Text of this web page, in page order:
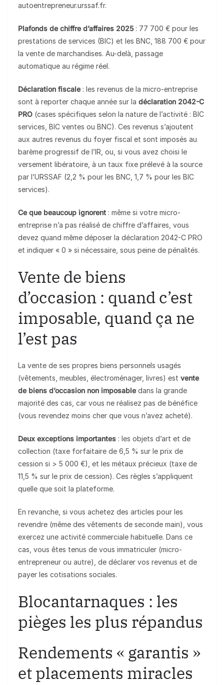
autoentrepreneur.urssaf.fr.
Plafonds de chiffre d’affaires 2025: 77 700 € pour les
prestations de services (BIC) et les BNC, 188 700 € pour
la vente de marchandises. Au-delà, passage
automatique au régime réel.
Déclaration fiscale: les revenus de la micro-entreprise
sont à reporter chaque année sur la déclaration 2042-C
PRO (cases spécifiques selon la nature de l’activité : BIC
services, BIC ventes ou BNC). Ces revenus s’ajoutent
aux autres revenus du foyer fiscal et sont imposés au
barème progressif de l’IR, ou, si vous avez choisi le
versement libératoire, à un taux fixe prélevé à la source
par l’URSSAF (2,2 % pour les BNC, 1,7 % pour les BIC
services).
Ce que beaucoup ignorent : même si votre micro-
entreprise n’a pas réalisé de chiffre d’affaires, vous
devez quand même déposer la déclaration 2042-C PRO
et indiquer « 0 » si nécessaire, sous peine de pénalités.
Vente de biens
d’occasion : quand c’est
imposable, quand ça ne
l’est pas
La vente de ses propres biens personnels usagés
(vêtements, meubles, électroménager, livres) est vente
de biens d’occasion non imposabledans la grande
majorité des cas, car vous ne réalisez pas de bénéfice
(vous revendez moins cher que vous n’avez acheté).
Deux exceptions importantes : les objets d’art et de
collection (taxe forfaitaire de 6,5 % sur le prix de
cession si > 5 000 €), et les métaux précieux (taxe de
11,5 % sur le prix de cession). Ces règles s’appliquent
quelle que soit la plateforme.
En revanche, si vous achetez des articles pour les
revendre (même des vêtements de seconde main), vous
exercez une activité commerciale habituelle. Dans ce
cas, vous êtes tenus de vous immatriculer (micro-
entrepreneur ou autre), de déclarer vos revenus et de
payer les cotisations sociales.
Blocantarnaques : les
pièges les plus répandus
Rendements « garantis »
et placements miracles